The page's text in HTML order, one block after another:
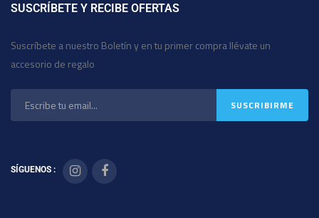
SUSCRÍBETE Y RECIBE OFERTAS
Suscríbete a nuestro Boletín y en tu primer compra llévate un
accesorio de regalo
SÍGUENOS :